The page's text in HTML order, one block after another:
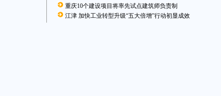
重庆10个建设项目将率先试点建筑师负责制
江津 加快工业转型升级“五大倍增”行动初显成效